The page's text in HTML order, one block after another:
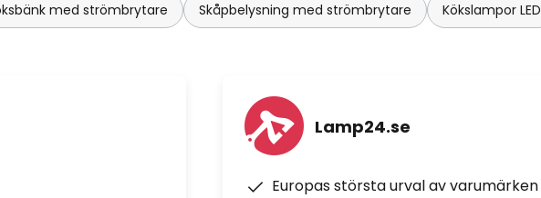
med strömbrytare Skåpbelysning med strömbrytare Kökslampor LED
Lamp24.se
Europas största urval av varumärken